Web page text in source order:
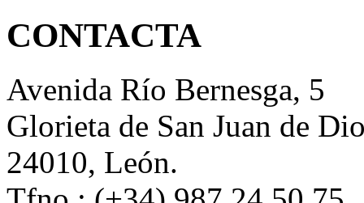
CONTACTA
Avenida Río Bernesga, 5
Glorieta de San Juan de
24010, León.